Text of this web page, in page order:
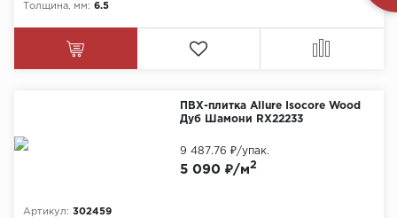
Толщина, мм: 6.5
ПВХ-плитка Allure Isocore Wood
Дуб Шамони RX22233
Артикул: 302459
5 090 ₽/м2
9 487.76 ₽/упак.